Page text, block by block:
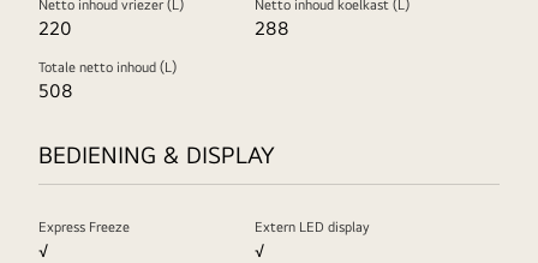
Netto inhoud vriezer (L)
220
Netto inhoud koelkast (L)
288
Totale netto inhoud (L)
508
BEDIENING & DISPLAY
Express Freeze
√
Extern LED display
√